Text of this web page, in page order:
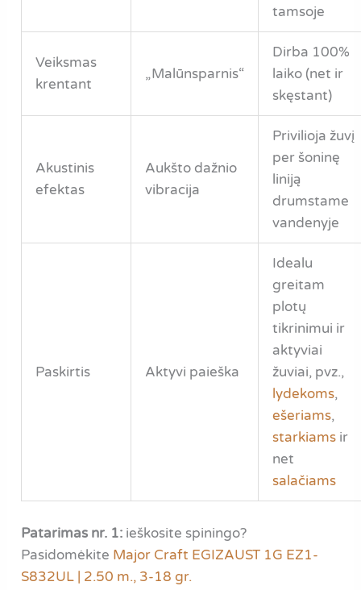
tamsoje
Veiksmas
krentant
„Malūnsparnis“
Dirba 100%
laiko (net ir
skęstant)
Akustinis
efektas
Aukšto dažnio
vibracija
Privilioja žuvį
per šoninę
liniją
drumstame
vandenyje
Paskirtis Aktyvi paieška
Idealu
greitam
plotų
tikrinimui ir
aktyviai
žuviai, pvz.,
lydekoms,
ešeriams,
starkiams ir
net
salačiams
Patarimas nr. 1: ieškosite spiningo?
Pasidomėkite Major Craft EGIZAUST 1G EZ1-
S832UL | 2.50 m., 3-18 gr.